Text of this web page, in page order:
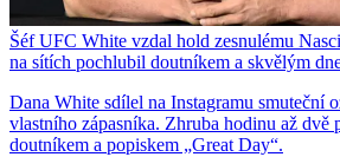
Šéf UFC White vzdal hold zesnulému
na sítích pochlubil doutníkem a skvělým
Dana White sdílel na Instagramu smuteční
vlastního zápasníka. Zhruba hodinu až dvě
doutníkem a popiskem „Great Day“.